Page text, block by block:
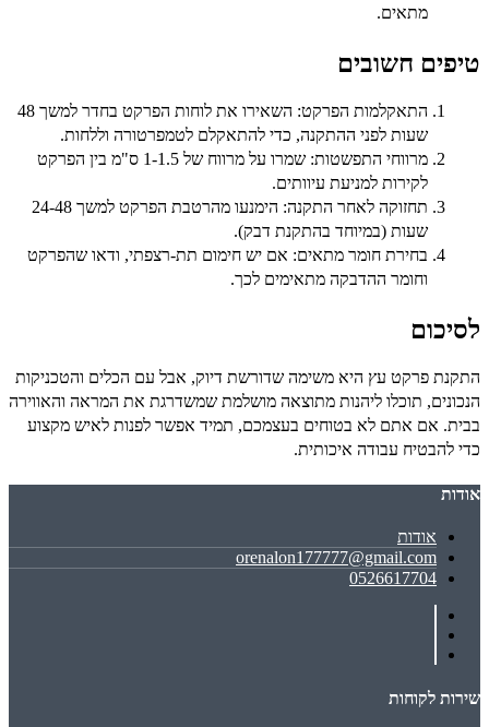
מתאים.
טיפים חשובים
התאקלמות הפרקט:
השאירו את לוחות הפרקט בחדר למשך 48
שעות לפני ההתקנה, כדי להתאקלם לטמפרטורה וללחות.
מרווחי התפשטות:
שמרו על מרווח של 1-1.5 ס"מ בין הפרקט
לקירות למניעת עיוותים.
תחזוקה לאחר התקנה:
הימנעו מהרטבת הפרקט למשך 24-48
שעות (במיוחד בהתקנת דבק).
בחירת חומר מתאים: אם יש חימום תת-רצפתי, ודאו שהפרקט
וחומר ההדבקה מתאימים לכך.
לסיכום
התקנת פרקט עץ היא משימה שדורשת דיוק, אבל עם הכלים והטכניקות
הנכונים, תוכלו ליהנות מתוצאה מושלמת שמשדרגת את המראה והאווירה
בבית. אם אתם לא בטוחים בעצמכם, תמיד אפשר לפנות לאיש מקצוע
כדי להבטיח עבודה איכותית.
אודות
אודות
orenalon177777@gmail.com
0526617704
שירות לקוחות